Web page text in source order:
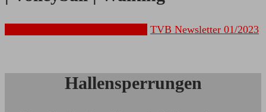
TVB Newsletter 01/2023
Hallensperrungen